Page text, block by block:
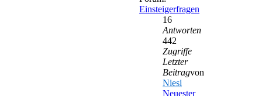
Einsteigerfragen
16
Antworten
442
Zugriffe
Letzter
Beitragvon
Niesi
Neuester